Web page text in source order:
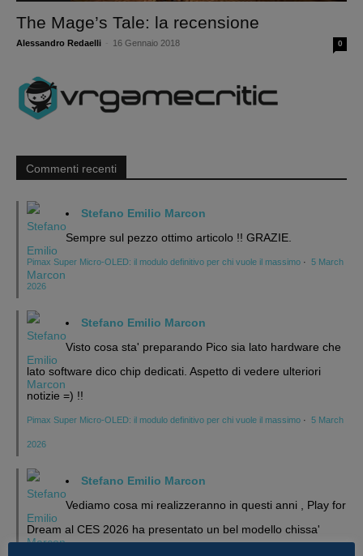
The Mage’s Tale: la recensione
Alessandro Redaelli 16 Gennaio 2018 0
Commenti recenti
Stefano Emilio Marcon
Sempre sul pezzo ottimo articolo !! GRAZIE.
Pimax Super Micro-OLED: il modulo definitivo per chi vuole il massimo · 5 March
2026
Stefano Emilio Marcon
Visto cosa sta' preparando Pico sia lato hardware che
lato software dico chip dedicati. Aspetto di vedere ulteriori
notizie =) !!
Pimax Super Micro-OLED: il modulo definitivo per chi vuole il massimo · 5 March
2026
Stefano Emilio Marcon
Vediamo cosa mi realizzeranno in questi anni , Play for
Dream al CES 2026 ha presentato un bel modello chissa'